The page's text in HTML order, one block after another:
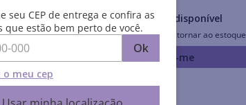
Produto Indisponível
Avise-me quando retornar ao estoque
Avise-me
seu CEP de entrega e confira as
que estão bem perto de você.
Ok
o meu cep